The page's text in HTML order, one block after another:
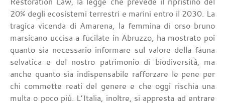
20% degli ecosistemi terrestri e marini entro il 2030. La
tragica vicenda di Amarena, la femmina di orso bruno
marsicano uccisa a fucilate in Abruzzo, ha mostrato poi
quanto sia necessario informare sul valore della fauna
selvatica e del nostro patrimonio di biodiversità, ma
anche quanto sia indispensabile rafforzare le pene per
chi commette reati del genere e che oggi rischia una
multa o poco più. L’Italia, inoltre, si appresta ad entrare